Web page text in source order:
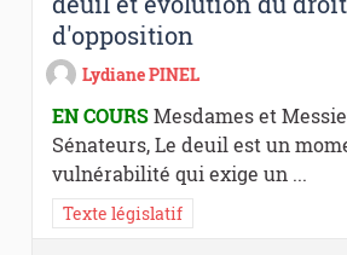
d'opposition
Lydiane PINEL
EN COURSMesdames et
Sénateurs, Le deuil est un
vulnérabilité qui exige un ...
Texte législatif